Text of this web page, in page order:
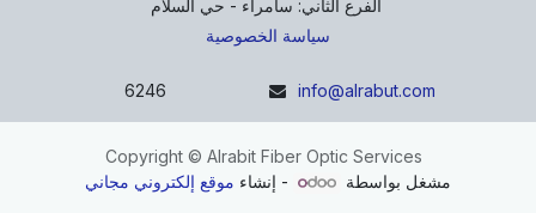
سياسة الخصوصية
6246 info@alrabut.com
Copyright © Alrabit Fiber Optic Services
مشغل بواسطة
- إنشاء موقع إلكتروني مجاني